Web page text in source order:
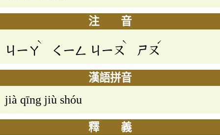
注 音
ㄐㄧㄚ
ˋ
ㄑㄧㄥ ㄐㄧㄡ
ˋ
ㄕㄡ
ˊ
漢語拼音
jià qīng jiù shóu
釋 義